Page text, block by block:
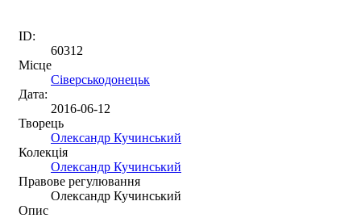
ID:
60312
Місце
Сіверськодонецьк
Дата:
2016-06-12
Творець
Олександр Кучинський
Колекція
Олександр Кучинський
Правове регулювання
Олександр Кучинський
Опис